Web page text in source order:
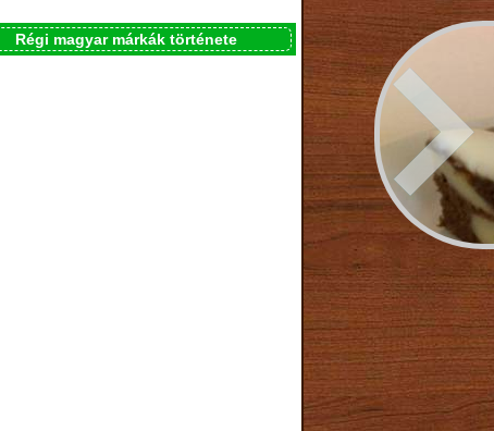
Régi magyar márkák története